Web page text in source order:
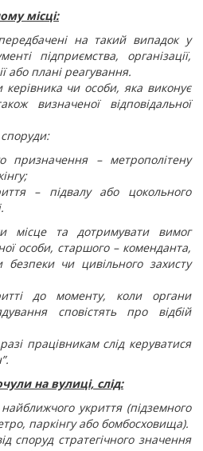
місці:
на такий випадок у
підприємства, організації,
або плані реагування.
керівника чи особи, яка виконує
визначеної відповідальної
призначення – метрополітену
– підвалу або цокольного
місце та дотримувати вимог
особи, старшого – коменданта,
безпеки чи цивільного захисту
до моменту, коли органи
сповістять про відбій
працівникам слід керуватися
на вулиці, слід:
укриття (підземного
паркінгу або бомбосховища).
споруд стратегічного значення